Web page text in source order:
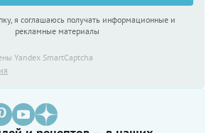
я соглашаюсь получать информационные и
рекламные материалы
Yandex SmartCaptcha